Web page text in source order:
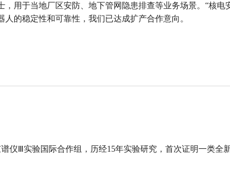
用于当地厂区安防、地下管网隐患排查等业务场景。“核电
的稳定性和可靠性，我们已达成扩产合作意向。
仪Ⅲ实验国际合作组，历经15年实验研究，首次证明一类全